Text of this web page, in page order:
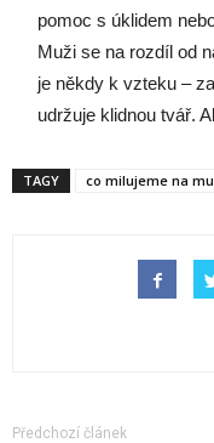
pomoc s úklidem
Muži se na rozdíl od
je někdy k vzteku –
udržuje klidnou tvář.
TAGY co milujeme na
Předchozí článek